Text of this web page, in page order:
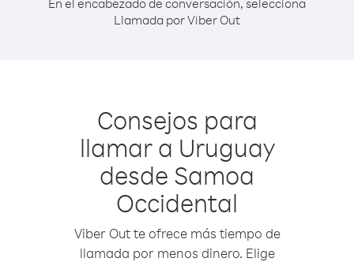
En el encabezado de conversación, selecciona
Llamada por Viber Out
Consejos para
llamar a Uruguay
desde Samoa
Occidental
Viber Out te ofrece más tiempo de
llamada por menos dinero. Elige